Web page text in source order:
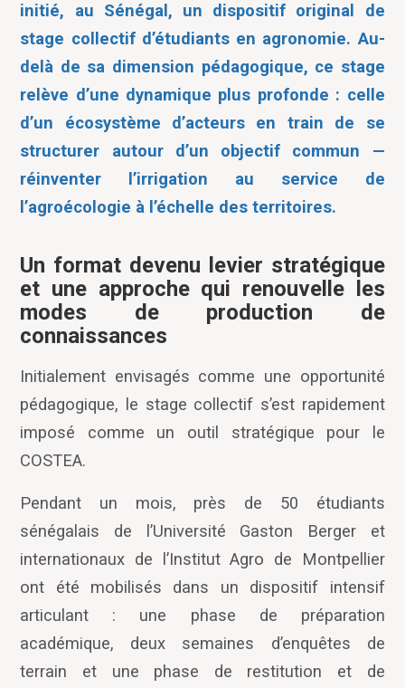
initié, au Sénégal, un dispositif original de
stage collectif d’étudiants en agronomie. Au-
delà de sa dimension pédagogique, ce stage
relève d’une dynamique plus profonde : celle
d’un écosystème d’acteurs en train de se
structurer autour d’un objectif commun —
réinventer l’irrigation au service de
l’agroécologie à l’échelle des territoires.
Un format devenu levier stratégique
et une approche qui renouvelle les
modes de production de
connaissances
Initialement envisagés comme une opportunité
pédagogique, le stage collectif s’est rapidement
imposé comme un outil stratégique pour le
COSTEA.
Pendant un mois, près de 50 étudiants
sénégalais de l’Université Gaston Berger et
internationaux de l’Institut Agro de Montpellier
ont été mobilisés dans un dispositif intensif
articulant : une phase de préparation
académique, deux semaines d’enquêtes de
terrain et une phase de restitution et de